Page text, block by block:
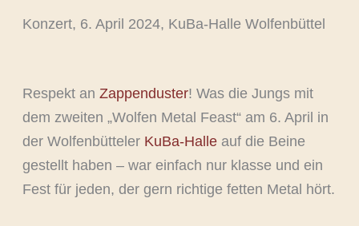
Konzert, 6. April 2024, KuBa-Halle Wolfenbüttel
Respekt an Zappenduster! Was die Jungs mit
dem zweiten „Wolfen Metal Feast“ am 6. April in
der Wolfenbütteler KuBa-Halleauf die Beine
gestellt haben – war einfach nur klasse und ein
Fest für jeden, der gern richtige fetten Metal hört.